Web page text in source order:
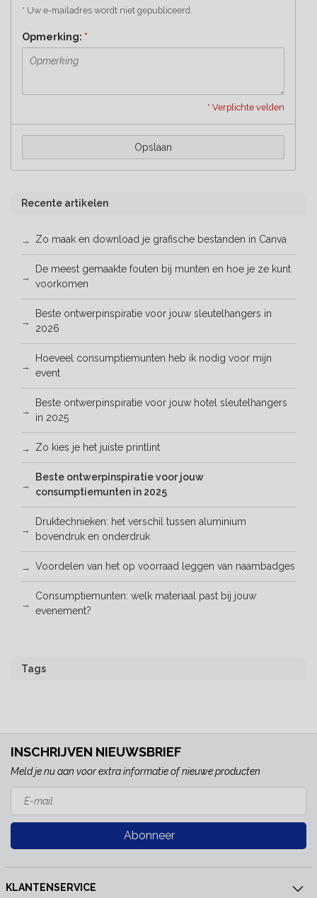
* Uw e-mailadres wordt niet gepubliceerd.
Opmerking: *
* Verplichte velden
Opslaan
Recente artikelen
Zo maak en download je grafische bestanden in Canva
De meest gemaakte fouten bij munten en hoe je ze kunt
voorkomen
Beste ontwerpinspiratie voor jouw sleutelhangers in
2026
Hoeveel consumptiemunten heb ik nodig voor mijn
event
Beste ontwerpinspiratie voor jouw hotel sleutelhangers
in 2025
Zo kies je het juiste printlint
Beste ontwerp­inspiratie voor jouw
consumptiemunten in 2025
Druktechnieken: het verschil tussen aluminium
bovendruk en onderdruk
Voordelen van het op voorraad leggen van naambadges
Consumptiemunten: welk materiaal past bij jouw
evenement?
Tags
INSCHRIJVEN NIEUWSBRIEF
Meld je nu aan voor extra informatie of nieuwe producten
Abonneer
KLANTENSERVICE